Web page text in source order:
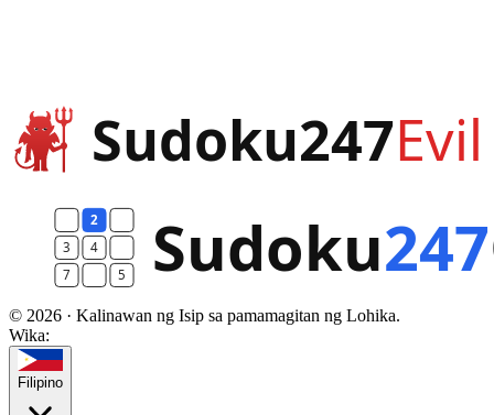
© 2026 · Kalinawan ng Isip sa pamamagitan ng Lohika.
Wika:
Filipino